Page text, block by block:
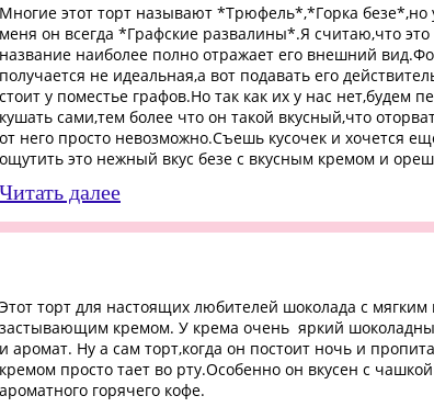
Многие этот торт называют *Трюфель*,*Горка безе*,но
меня он всегда *Графские развалины*.Я считаю,что это
название наиболее полно отражает его внешний
получается не идеальная,а вот подавать его
стоит у поместье графов.Но так как их у нас нет,будем
кушать сами,тем более что он такой вкусный,что
от него просто невозможно.Съешь кусочек и хочется
ощутить это нежный вкус безе с вкусным кремом и
Читать далее
Этот торт для настоящих любителей шоколада с мягким
застывающим кремом. У крема очень яркий
и аромат. Ну а сам торт,когда он постоит ночь и
кремом просто тает во рту.Особенно он вкусен с чашкой
ароматного горячего кофе.